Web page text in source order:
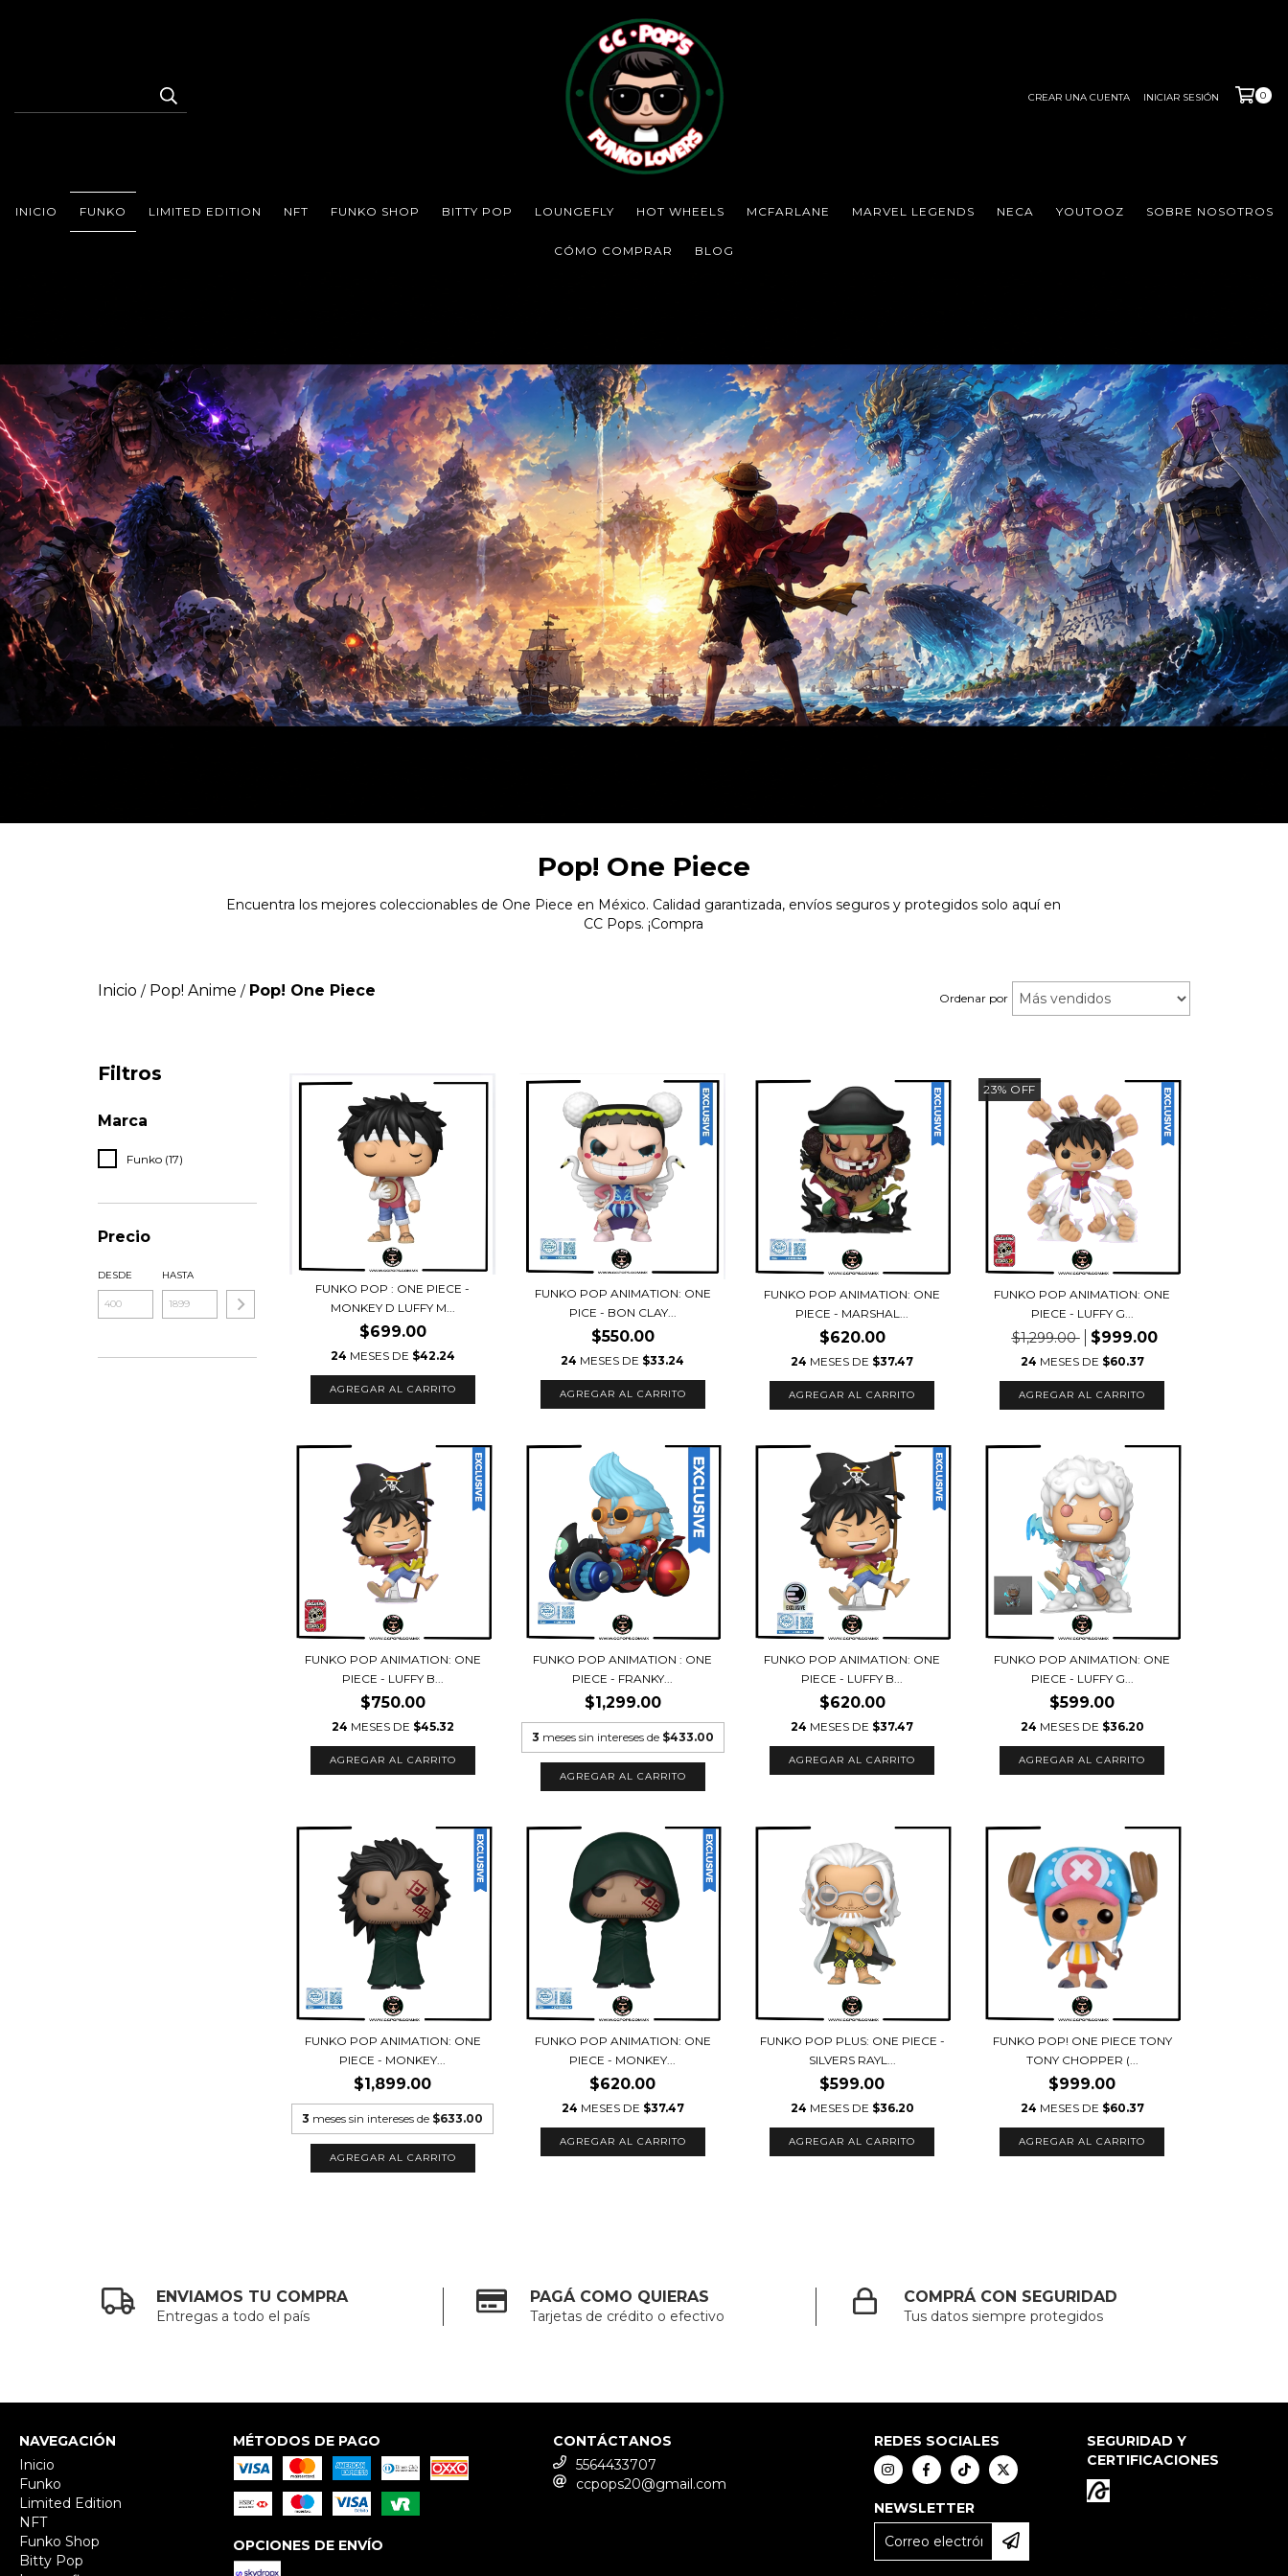
CREAR UNA CUENTA INICIAR SESIÓN 0
INICIO FUNKO LIMITED EDITION NFT FUNKO SHOP BITTY POP LOUNGEFLY HOT WHEELS MCFARLANE MARVEL LEGENDS NECA YOUTOOZ SOBRE NOSOTROS
CÓMO COMPRAR BLOG
Pop! One Piece
Encuentra los mejores coleccionables de One Piece en México. Calidad garantizada, envíos seguros y protegidos solo aquí en
CC Pops. ¡Compra
Inicio / Pop! Anime / Pop! One Piece Ordenar por
Filtros
Marca
Funko (17)
Precio
DESDE HASTA
FUNKO POP : ONE PIECE -
MONKEY D LUFFY M...
$699.00
24 MESES DE $42.24
FUNKO POP ANIMATION: ONE
PICE - BON CLAY...
$550.00
24 MESES DE $33.24
FUNKO POP ANIMATION: ONE
PIECE - MARSHAL...
$620.00
24 MESES DE $37.47
23% OFF
FUNKO POP ANIMATION: ONE
PIECE - LUFFY G...
$1,299.00 $999.00
24 MESES DE $60.37
FUNKO POP ANIMATION: ONE
PIECE - LUFFY B...
$750.00
24 MESES DE $45.32
FUNKO POP ANIMATION : ONE
PIECE - FRANKY...
$1,299.00
3 meses sin intereses de $433.00
FUNKO POP ANIMATION: ONE
PIECE - LUFFY B...
$620.00
24 MESES DE $37.47
FUNKO POP ANIMATION: ONE
PIECE - LUFFY G...
$599.00
24 MESES DE $36.20
FUNKO POP ANIMATION: ONE
PIECE - MONKEY...
$1,899.00
3 meses sin intereses de $633.00
FUNKO POP ANIMATION: ONE
PIECE - MONKEY...
$620.00
24 MESES DE $37.47
FUNKO POP PLUS: ONE PIECE -
SILVERS RAYL...
$599.00
24 MESES DE $36.20
FUNKO POP! ONE PIECE TONY
TONY CHOPPER (...
$999.00
24 MESES DE $60.37
ENVIAMOS TU COMPRA
Entregas a todo el país
PAGÁ COMO QUIERAS
Tarjetas de crédito o efectivo
COMPRÁ CON SEGURIDAD
Tus datos siempre protegidos
NAVEGACIÓN
Inicio
Funko
Limited Edition
NFT
Funko Shop
Bitty Pop
MÉTODOS DE PAGO
OPCIONES DE ENVÍO
CONTÁCTANOS
5564433707
ccpops20@gmail.com
REDES SOCIALES
NEWSLETTER
SEGURIDAD Y
CERTIFICACIONES